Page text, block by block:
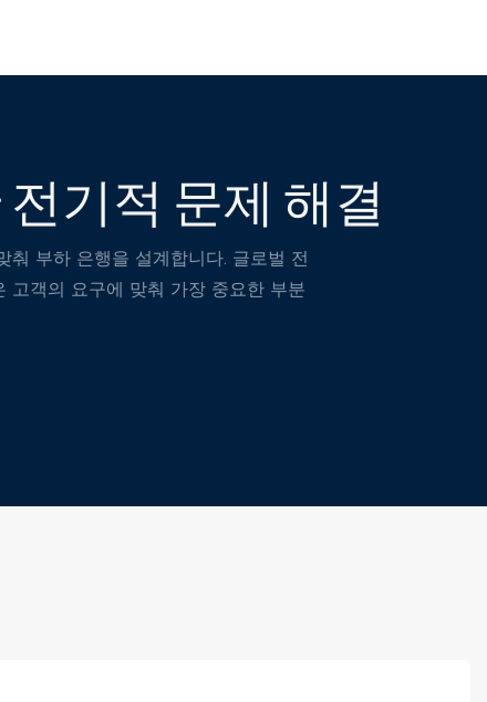
재한 시스템
기적 문제 해결
부하 은행을 설계합니다. 글로벌 전
고객의 요구에 맞춰 가장 중요한 부분